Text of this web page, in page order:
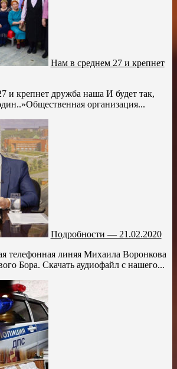
Нам в среднем 27 и крепнет
и крепнет дружба наша И будет так,
организация...
Подробности — 21.02.2020
телефонная линяя Михаила Воронкова
Бора. Скачать аудиофайл с нашего...